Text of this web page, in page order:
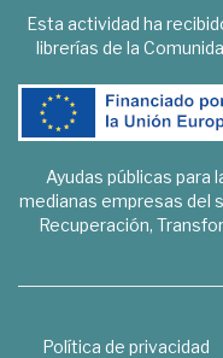
Esta actividad ha
librerías de la
Ayudas públicas para
medianas empresas del
Recuperación,
Política de privacidad